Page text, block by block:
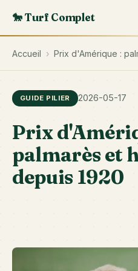
🐎 Turf Complet
Accueil › Prix d'Amérique :
GUIDE PILIER 2026-05-17
Prix
palmarès et
depuis 1920